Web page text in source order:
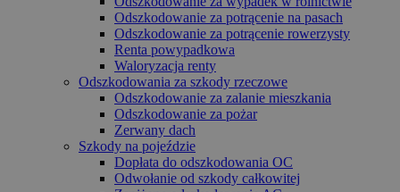
Odszkodowanie za potrącenie na pasach
Odszkodowanie za potrącenie rowerzysty
Renta powypadkowa
Waloryzacja renty
Odszkodowania za szkody rzeczowe
Odszkodowanie za zalanie mieszkania
Odszkodowanie za pożar
Zerwany dach
Szkody na pojeździe
Dopłata do odszkodowania OC
Odwołanie od szkody całkowitej